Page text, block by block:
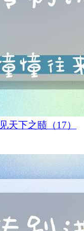
天下之赜（17）